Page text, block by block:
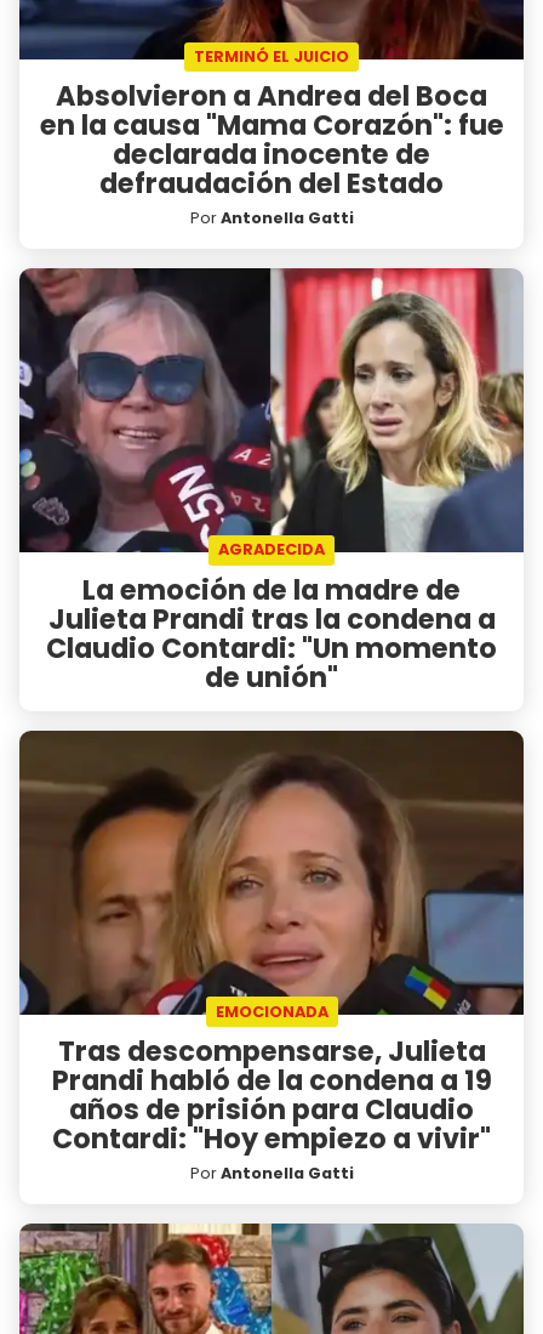
TERMINÓ EL JUICIO
Absolvieron a Andrea del Boca
en la causa "Mama Corazón": fue
declarada inocente de
defraudación del Estado
PorAntonella Gatti
AGRADECIDA
La emoción de la madre de
Julieta Prandi tras la condena a
Claudio Contardi: "Un momento
de unión"
EMOCIONADA
Tras descompensarse, Julieta
Prandi habló de la condena a 19
años de prisión para Claudio
Contardi: "Hoy empiezo a vivir"
PorAntonella Gatti